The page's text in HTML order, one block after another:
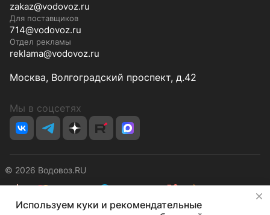
zakaz@vodovoz.ru
Для поставщиков
714@vodovoz.ru
Отдел рекламы
reklama@vodovoz.ru
Москва, Волгоградский проспект, д.42
Мы в соцсетях
© 2026 Водовоз.RU
КонфиденциальностьОферта
Используем куки и рекомендательные